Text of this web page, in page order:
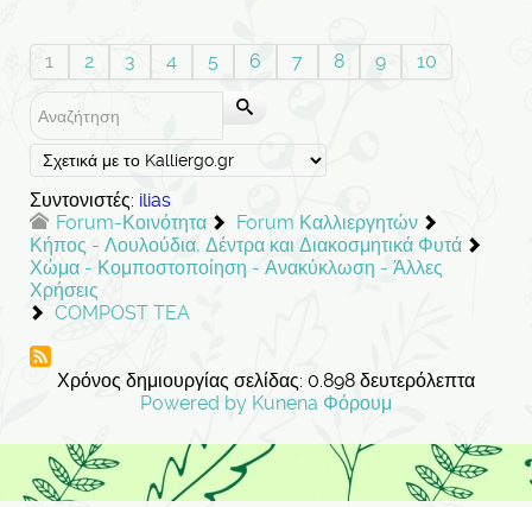
1 2 3 4 5 6 7 8 9 10
Συντονιστές: ilias
Forum-Κοινότητα
Forum Καλλιεργητών
Κήπος - Λουλούδια, Δέντρα και Διακοσμητικά Φυτά
Χώμα - Κομποστοποίηση - Ανακύκλωση - Άλλες
Χρήσεις
COMPOST TEA
Χρόνος δημιουργίας σελίδας: 0.898 δευτερόλεπτα
Powered by Kunena Φόρουμ